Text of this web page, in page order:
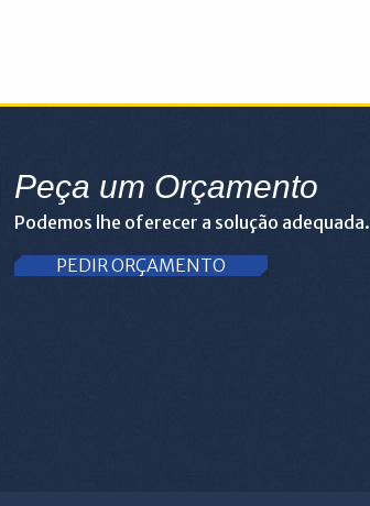
Peça um Orçamento
Podemos lhe oferecer a solução adequada.
PEDIR ORÇAMENTO